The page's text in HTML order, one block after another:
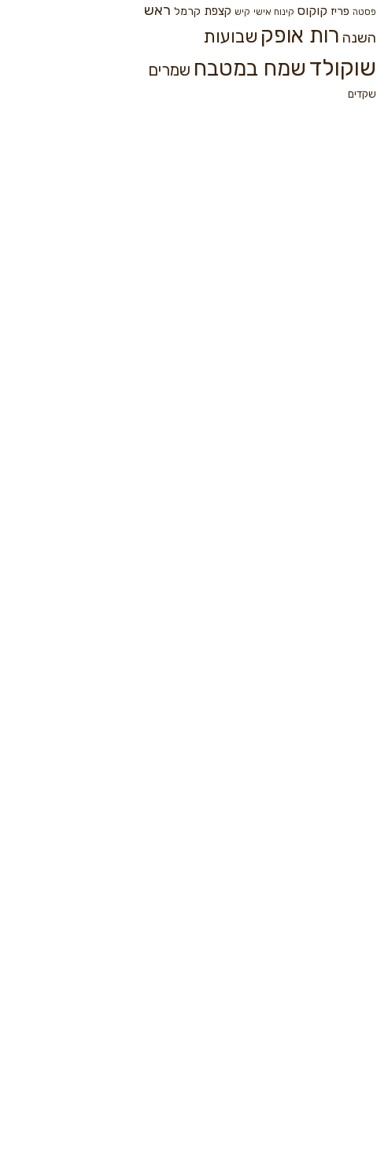
פסטה פריז קוקוס קינוח אישי קיש קצפת קרמל ראש
השנה רות אופק שבועות
שוקולד שמח במטבח שמרים
שקדים